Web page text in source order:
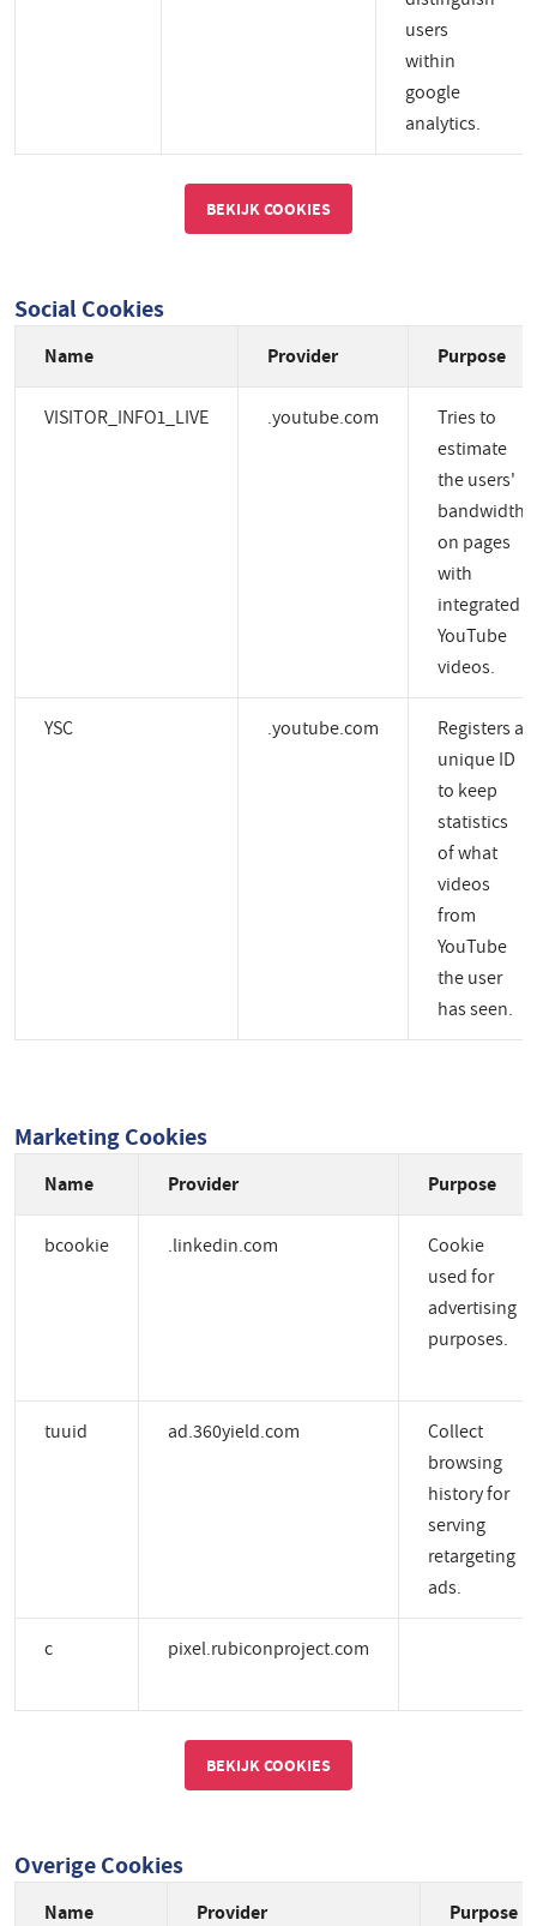
users
within
google
analytics.
BEKIJK COOKIES
Social Cookies
Name Provider Purpose
VISITOR_INFO1_LIVE .youtube.com
Tries to
estimate
the users'
bandwidth
on pages
with
integrated
YouTube
videos.
YSC .youtube.com
Registers a
unique ID
to keep
statistics
of what
videos
from
YouTube
the user
has seen.
Marketing Cookies
Name Provider Purpose
bcookie .linkedin.com
Cookie
used for
advertising
purposes.
tuuid ad.360yield.com
Collect
browsing
history for
serving
retargeting
ads.
c pixel.rubiconproject.com
BEKIJK COOKIES
Overige Cookies
Name Provider Purpose